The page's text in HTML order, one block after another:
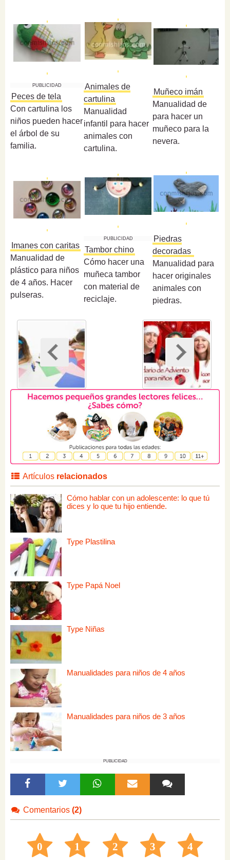
PUBLICIDAD
Peces de tela
Con cartulina los
niños pueden hacer
el árbol de su
familia.
Animales de
cartulina
Manualidad
infantil para hacer
animales con
cartulina.
Muñeco imán
Manualidad de
para hacer un
muñeco para la
nevera.
Imanes con caritas
Manualidad de
plástico para niños
de 4 años. Hacer
pulseras.
PUBLICIDAD
Tambor chino
Cómo hacer una
muñeca tambor
con material de
reciclaje.
Piedras
decoradas
Manualidad para
hacer originales
animales con
piedras.
Artículos relacionados
Cómo hablar con un adolescente: lo que tú
dices y lo que tu hijo entiende.
Type Plastilina
Type Papá Noel
Type Niñas
Manualidades para niños de 4 años
Manualidades para niños de 3 años
PUBLICIDAD
Comentarios (2)
0 1 2 3 4